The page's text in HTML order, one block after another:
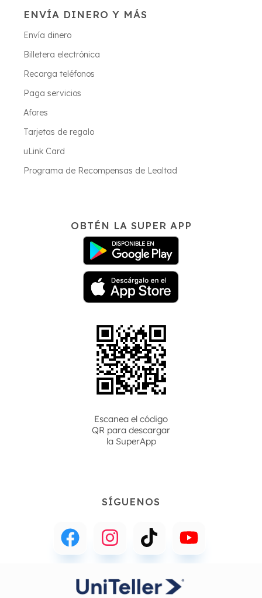
ENVÍA DINERO Y MÁS
Envía dinero
Billetera electrónica
Recarga teléfonos
Paga servicios
Afores
Tarjetas de regalo
uLink Card
Programa de Recompensas de Lealtad
OBTÉN LA SUPER APP
Escanea el código
QR para descargar
la SuperApp
SÍGUENOS